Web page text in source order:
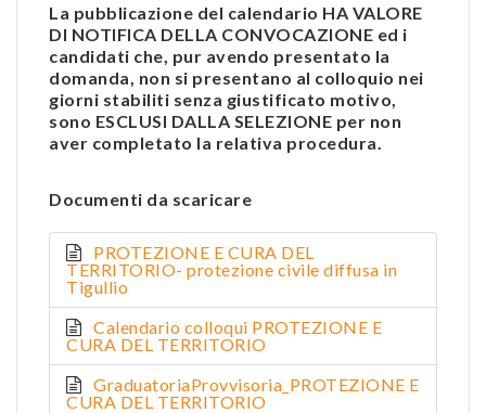
La pubblicazione del calendario HA VALORE
DI NOTIFICA DELLA CONVOCAZIONE ed i
candidati che, pur avendo presentato la
domanda, non si presentano al colloquio nei
giorni stabiliti senza giustificato motivo,
sono ESCLUSI DALLA SELEZIONE per non
aver completato la relativa procedura.
Documenti da scaricare
PROTEZIONE E CURA DEL
TERRITORIO- protezione civile diffusa in
Tigullio
Calendario colloqui PROTEZIONE E
CURA DEL TERRITORIO
GraduatoriaProvvisoria_PROTEZIONE E
CURA DEL TERRITORIO